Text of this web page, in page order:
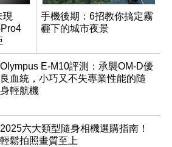
現
手機後期：6招教你搞定霧
霾下的城市夜景
Olympus E-M10評測：承襲OM-D優
良血統，小巧又不失專業性能的隨
身輕航機
2025六大類型隨身相機選購指南！
輕鬆拍照畫質至上